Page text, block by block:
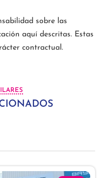
sobre las
aquí descritas. Estas
contractual.